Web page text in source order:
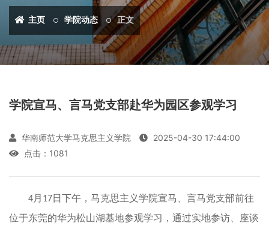
主页 学院动态 正文
学院宣马、言马党支部赴华为园区参观学习
华南师范大学马克思主义学院
2025-04-30 17:44:00
点击： 1081
4月 17日下午，马克思主义学院宣马、言马党支部前往
位于东莞的华为松山湖基地参观学习， 通过实地参访、座谈